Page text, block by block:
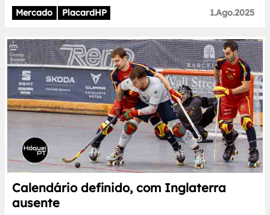
Mercado
PlacardHP 1.Ago.2025
Calendário definido, com Inglaterra
ausente